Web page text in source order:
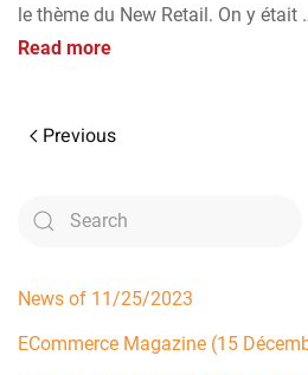
le thème du New Retail. On y était
Read more
Previous
News of 11/25/2023
ECommerce Magazine (15